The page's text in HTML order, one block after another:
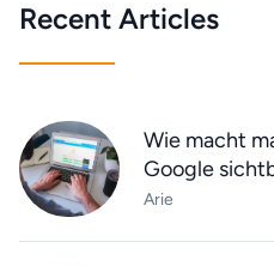
Recent Articles
Wie macht
Google
Arie